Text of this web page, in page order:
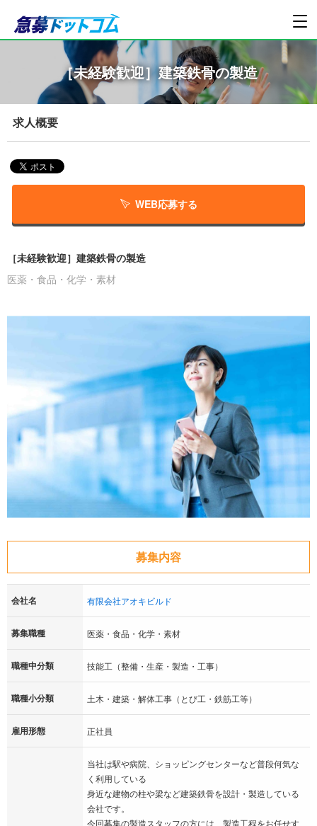
［未経験歓迎］建築鉄骨の製造
求人概要
WEB応募する
［未経験歓迎］建築鉄骨の製造
医薬・食品・化学・素材
募集内容
会社名 有限会社アオキビルド
募集職種 医薬・食品・化学・素材
職種中分類 技能工（整備・生産・製造・工事）
職種小分類 土木・建築・解体工事（とび工・鉄筋工等）
雇用形態 正社員
当社は駅や病院、ショッピングセンターなど普段何気な
く利用している
身近な建物の柱や梁など建築鉄骨を設計・製造している
会社です。
今回募集の製造スタッフの方には、製造工程をお任せす